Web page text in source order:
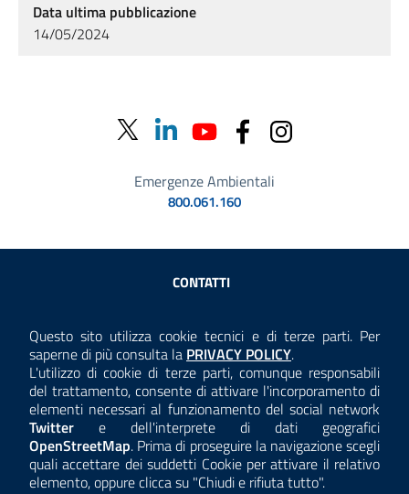
Questo sito utilizza cookie tecnici e di terze parti. Per
saperne di più consulta la Consulta la
PRIVACY POLICY.
L'utilizzo di cookie di terze parti, comunque responsabili
del trattamento, consente di attivare l'incorporamento di
elementi necessari al funzionamento del social network
Twitter e dell'interprete di dati geografici
OpenStreetMap. Prima di proseguire la navigazione scegli
quali accettare dei suddetti Cookie per attivare il relativo
elemento, oppure clicca su "Chiudi e rifiuta tutto".
Data ultima pubblicazione
14/05/2024
Emergenze Ambientali
800.061.160
Sezione Link Utili
CONTATTI
ANTICORRUZIONE
ACCESSIBILITÀ
COOKIE E PRIVACY
TEMI A-Z